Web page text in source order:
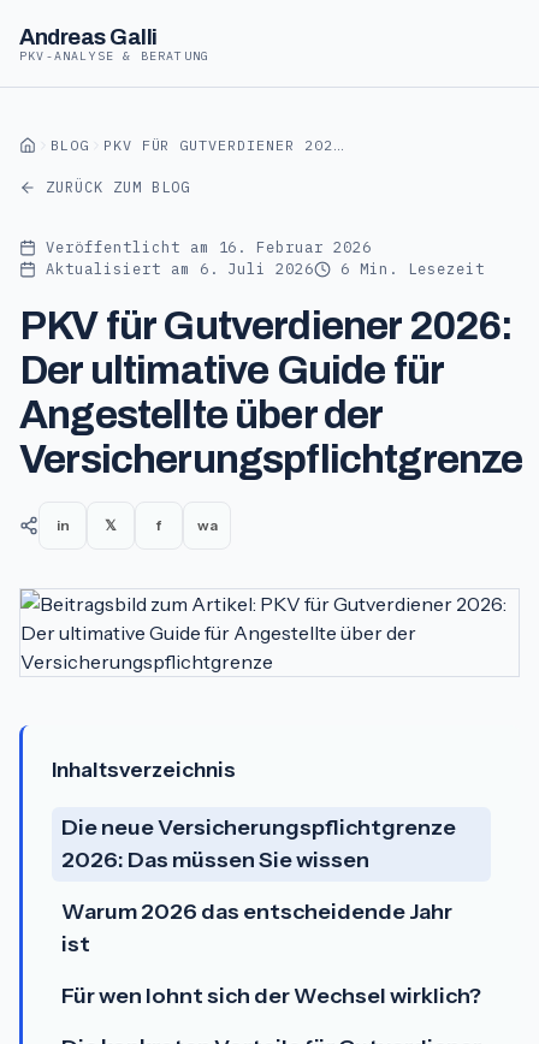
Andreas Galli
PKV-ANALYSE & BERATUNG
Andreas Galli
BLOG PKV FÜR GUTVERDIENER 2026: DER ULTIMATIVE GUIDE FÜR ANGESTELLTE ÜBER DER VERSICHERUNGSPFLICHTGRENZE
ZURÜCK ZUM BLOG
Veröffentlicht am 16. Februar 2026
Aktualisiert am 6. Juli 2026 6 Min. Lesezeit
PKV für Gutverdiener 2026:
Der ultimative Guide für
Angestellte über der
Versicherungspflichtgrenze
in 𝕏 f wa
Inhaltsverzeichnis
Die neue Versicherungspflichtgrenze
2026: Das müssen Sie wissen
Warum 2026 das entscheidende Jahr
ist
Für wen lohnt sich der Wechsel wirklich?